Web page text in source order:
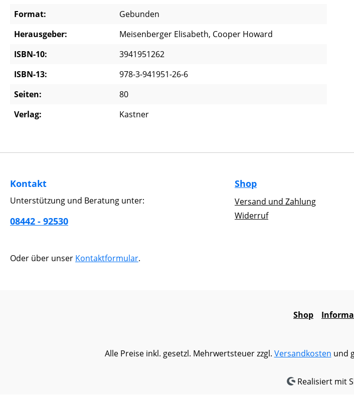
Format:
Gebunden
Herausgeber:
Meisenberger Elisabeth, Cooper Howard
ISBN-10:
3941951262
ISBN-13:
978-3-941951-26-6
Seiten:
80
Verlag:
Kastner
Kontakt
Unterstützung und Beratung unter:
08442 - 92530
Oder über unser Kontaktformular.
Shop
Versand und Zahlung
Widerruf
Shop
Alle Preise inkl. gesetzl. Mehrwertsteuer zzgl. Versandkosten und
Realisiert mit